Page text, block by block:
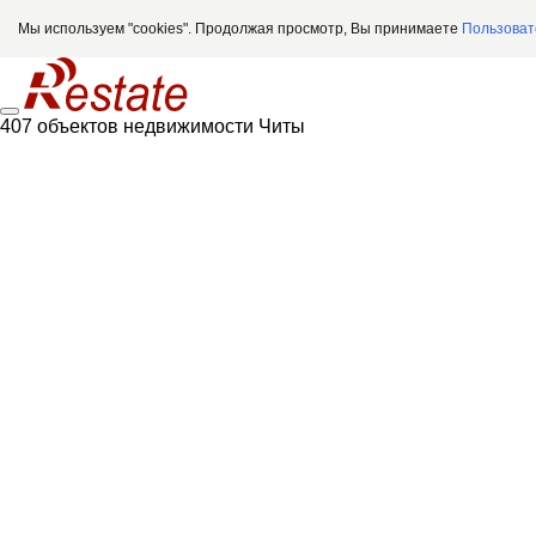
Мы используем "cookies". Продолжая просмотр, Вы принимаете
407 объектов недвижимости Читы